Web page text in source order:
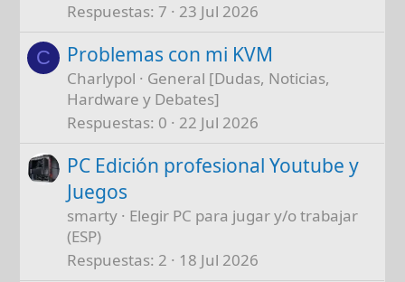
Respuestas 7 23 Jul 2026
C Problemas con mi KVM
Charlypol
General [Dudas, Noticias,
Hardware y Debates]
Respuestas 0 22 Jul 2026
PC Edición profesional Youtube y
Juegos
smarty
Elegir PC para jugar y/o trabajar
(ESP)
Respuestas 2 18 Jul 2026